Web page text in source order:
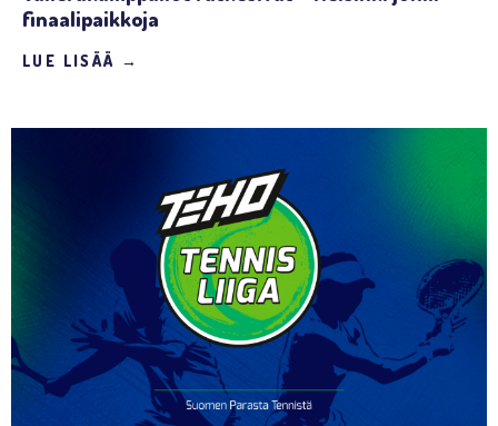
finaalipaikkoja
LUE LISÄÄ →